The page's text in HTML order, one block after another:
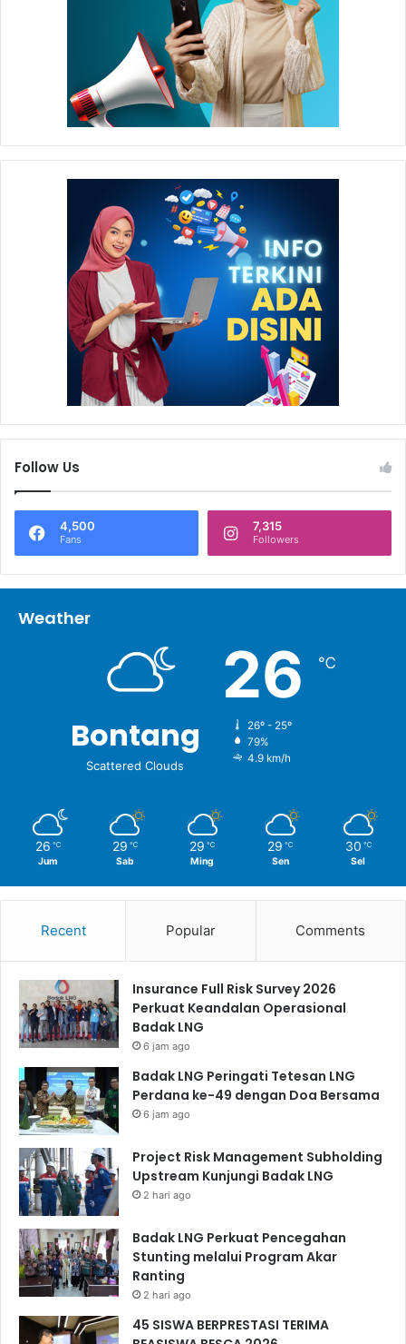
Follow Us
4,500
Fans
7,315
Followers
Weather
Bontang
Scattered Clouds
26 ℃
26º - 25º
79%
4.9 km/h
26 ℃
Jum
29 ℃
Sab
29 ℃
Ming
29 ℃
Sen
30 ℃
Sel
Recent Popular Comments
Insurance Full Risk Survey 2026
Perkuat Keandalan Operasional
Badak LNG
6 jam ago
Badak LNG Peringati Tetesan LNG
Perdana ke-49 dengan Doa Bersama
6 jam ago
Project Risk Management Subholding
Upstream Kunjungi Badak LNG
2 hari ago
Badak LNG Perkuat Pencegahan
Stunting melalui Program Akar
Ranting
2 hari ago
45 SISWA BERPRESTASI TERIMA